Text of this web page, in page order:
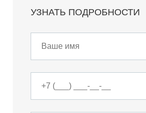
УЗНАТЬ ПОДРОБНОСТИ